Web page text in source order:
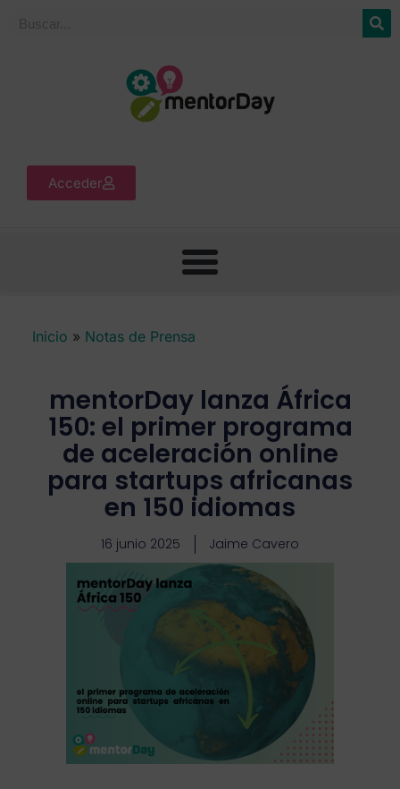
Acceder
Inicio » Notas de Prensa
mentorDay lanza África
150: el primer programa
de aceleración online
para startups africanas
en 150 idiomas
16 junio 2025 Jaime Cavero